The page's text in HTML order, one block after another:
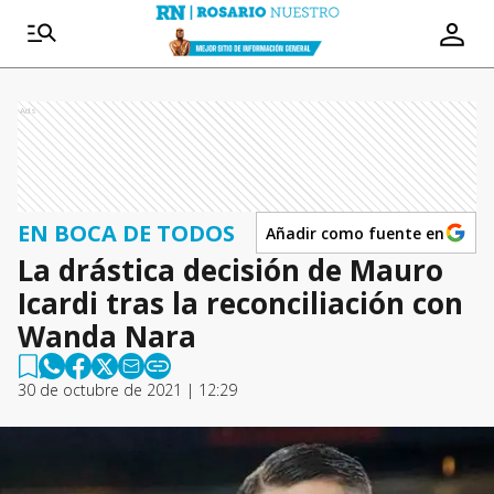
Ads
EN BOCA DE TODOS Añadir como fuente en
La drástica decisión de Mauro
Icardi tras la reconciliación con
Wanda Nara
30 de octubre de 2021 | 12:29